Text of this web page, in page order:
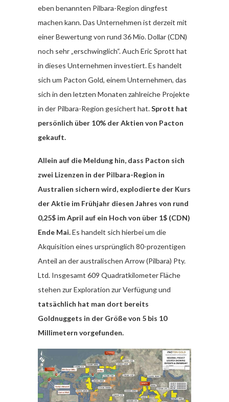
eben benannten Pilbara-Region dingfest
machen kann. Das Unternehmen ist derzeit mit
einer Bewertung von rund 36 Mio. Dollar (CDN)
noch sehr „erschwinglich“. Auch Eric Sprott hat
in dieses Unternehmen investiert. Es handelt
sich um Pacton Gold, einem Unternehmen, das
sich in den letzten Monaten zahlreiche Projekte
in der Pilbara-Region gesichert hat.Sprott hat
persönlich über 10% der Aktien von Pacton
gekauft.
Allein auf die Meldung hin, dass Pacton sich
zwei Lizenzen in der Pilbara-Region in
Australien sichern wird, explodierte der Kurs
der Aktie im Frühjahr diesen Jahres von rund
0,25$ im April auf ein Hoch von über 1$ (CDN)
Ende Mai.Es handelt sich hierbei um die
Akquisition eines ursprünglich 80-prozentigen
Anteil an der australischen Arrow (Pilbara) Pty.
Ltd. Insgesamt 609 Quadratkilometer Fläche
stehen zur Exploration zur Verfügung und
tatsächlich hat man dort bereits
Goldnuggets in der Größe von 5 bis 10
Millimetern vorgefunden.